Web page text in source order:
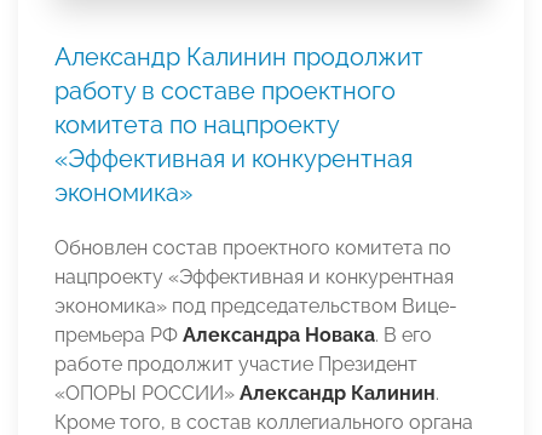
Александр Калинин продолжит
работу в составе проектного
комитета по нацпроекту
«Эффективная и конкурентная
экономика»
Обновлен состав проектного комитета по
нацпроекту «Эффективная и конкурентная
экономика» под председательством Вице-
премьера РФ Александра Новака. В его
работе продолжит участие Президент
«ОПОРЫ РОССИИ» Александр Калинин.
Кроме того, в состав коллегиального органа